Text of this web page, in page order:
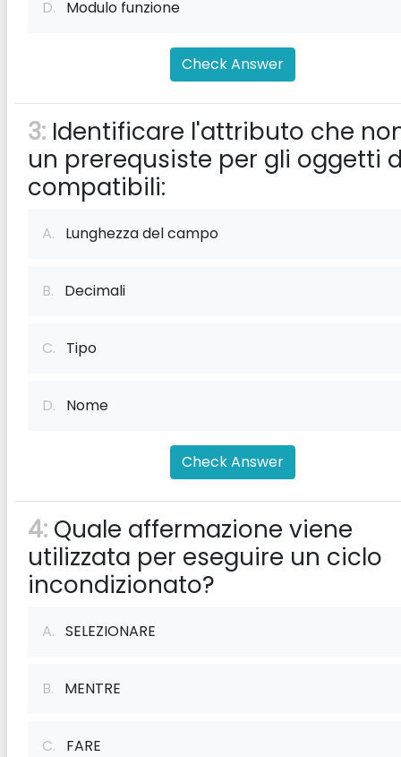
D. Modulo funzione
Check Answer
3: Identificare l'attributo che
un prerequsiste per gli oggetti
compatibili:
A. Lunghezza del campo
B. Decimali
C. Tipo
D. Nome
Check Answer
4: Quale affermazione viene
utilizzata per eseguire un ciclo
incondizionato?
A. SELEZIONARE
B. MENTRE
C. FARE